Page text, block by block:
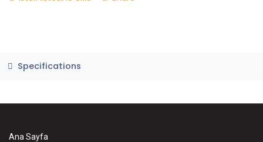
Specifications
Ana Sayfa